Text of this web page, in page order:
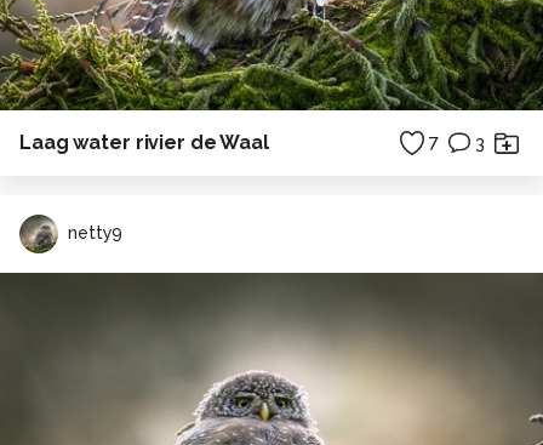
Laag water rivier de Waal 7 3
netty9